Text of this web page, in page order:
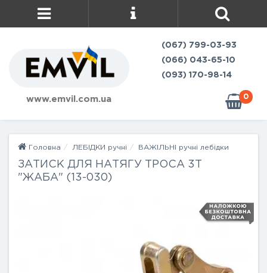
www.emvil.com.ua
(067) 799-03-93
(066) 043-65-10
(093) 170-98-14
0
Головна ЛЕБІДКИ ручні ВАЖІЛЬНІ ручні лебідки
ЗАТИСК ДЛЯ НАТЯГУ ТРОСА 3Т
"ЖАБА" (13-030)